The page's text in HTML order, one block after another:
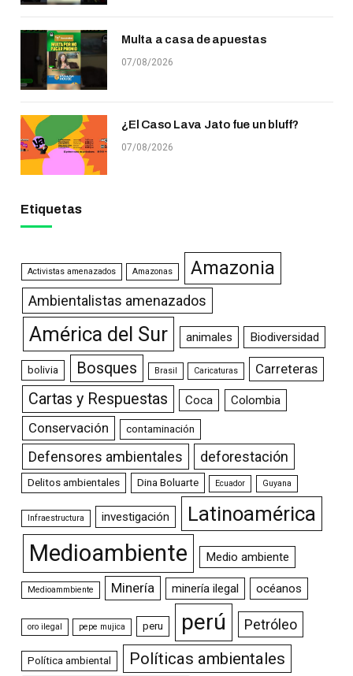
Multa a casa de apuestas
07/08/2026
¿El Caso Lava Jato fue un bluff?
07/08/2026
Etiquetas
Activistas amenazados Amazonas Amazonia
Ambientalistas amenazados
América del Sur animales Biodiversidad
bolivia Bosques Brasil Caricaturas Carreteras
Cartas y Respuestas Coca Colombia
Conservación contaminación
Defensores ambientales deforestación
Delitos ambientales Dina Boluarte Ecuador Guyana
Infraestructura investigación Latinoamérica
Medioambiente Medio ambiente
Medioammbiente Minería minería ilegal océanos
oro ilegal pepe mujica peru perú Petróleo
Política ambiental Políticas ambientales